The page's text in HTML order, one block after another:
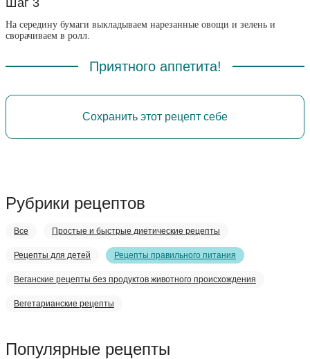
На середину бумаги выкладываем нарезанные овощи и зелень и
сворачиваем в ролл.
Приятного аппетита!
Сохранить этот рецепт себе
Рубрики рецептов
Все Простые и быстрые диетические рецепты
Рецепты для детей Рецепты правильного питания
Веганские рецепты без продуктов животного происхождения
Вегетарианские рецепты
Популярные рецепты